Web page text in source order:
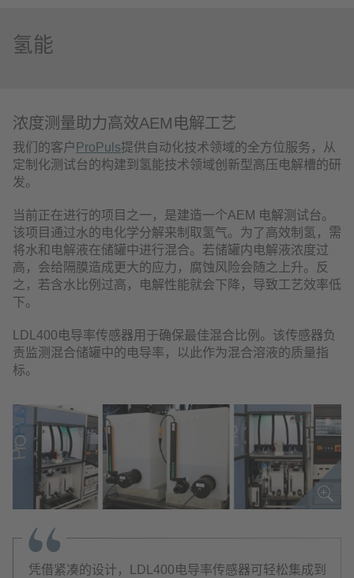
氢能
浓度测量助力高效AEM电解工艺
我们的客户 ProPuls提供自动化技术领域的全方位服务，从
定制化测试台的构建到氢能技术领域创新型高压电解槽的研
发。
当前正在进行的项目之一，是建造一个AEM 电解测试台。
该项目通过水的电化学分解来制取氢气。为了高效制氢，需
将水和电解液在储罐中进行混合。若储罐内电解液浓度过
高，会给隔膜造成更大的应力，腐蚀风险会随之上升。反
之，若含水比例过高，电解性能就会下降，导致工艺效率低
下。
LDL400电导率传感器用于确保最佳混合比例。该传感器负
责监测混合储罐中的电导率，以此作为混合溶液的质量指
标。
凭借紧凑的设计，LDL400电导率传感器可轻松集成到